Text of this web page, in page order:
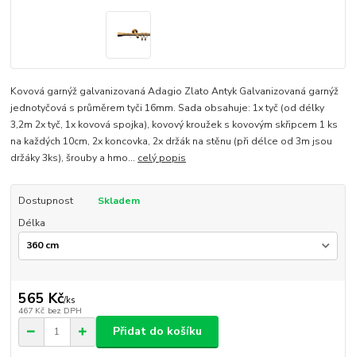
Kovová garnýž galvanizovaná Adagio Zlato Antyk Galvanizovaná garnýž
jednotyčová s průměrem tyči 16mm. Sada obsahuje: 1x tyč (od délky
3,2m 2x tyč, 1x kovová spojka), kovový kroužek s kovovým skřipcem 1 ks
na každých 10cm, 2x koncovka, 2x držák na stěnu (při délce od 3m jsou
držáky 3ks), šrouby a hmo... celý popis
Dostupnost
Skladem
Délka
565 Kč/ks
467 Kč bez DPH
Přidat do košíku